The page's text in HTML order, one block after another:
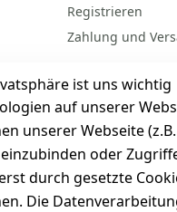
ist uns wichtig
auf unserer
unserer Webseite
oder
durch gesetzte
Die
Registrieren
Zahlung und